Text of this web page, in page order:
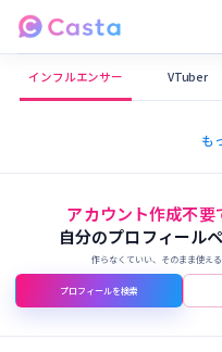
Castaメディア
インフルエンサー VTuber
も
アカウント作成不要
自分のプロフィール
作らなくていい、そのまま使え
プロフィールを検索